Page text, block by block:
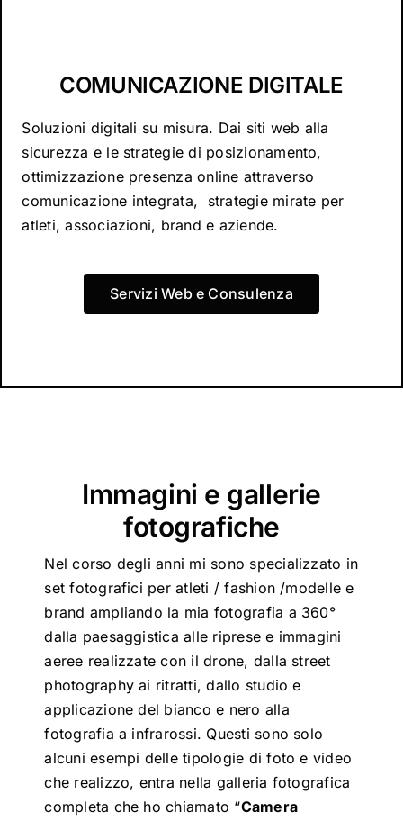
COMUNICAZIONE DIGITALE
Soluzioni digitali su misura. Dai siti web alla
sicurezza e le strategie di posizionamento,
ottimizzazione presenza online attraverso
comunicazione integrata, strategie mirate per
atleti, associazioni, brand e aziende.
Servizi Web e Consulenza
Immagini e gallerie
fotografiche
Nel corso degli anni mi sono specializzato in
set fotografici per atleti / fashion /modelle e
brand ampliando la mia fotografia a 360°
dalla paesaggistica alle riprese e immagini
aeree realizzate con il drone, dalla street
photography ai ritratti, dallo studio e
applicazione del bianco e nero alla
fotografia a infrarossi. Questi sono solo
alcuni esempi delle tipologie di foto e video
che realizzo, entra nella galleria fotografica
completa che ho chiamato “Camera